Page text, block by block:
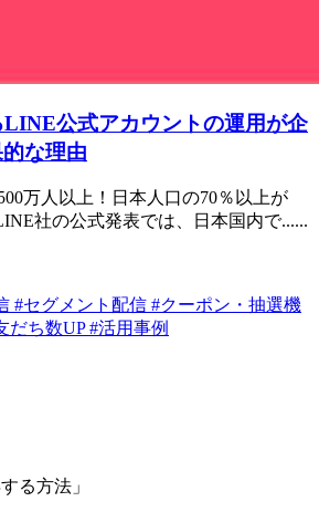
LINE公式アカウントの運用が企
な理由
万人以上！日本人口の70％以上が
社の公式発表では、日本国内で......
#セグメント配信 #クーポン・抽選機
だち数UP#活用事例
る方法」